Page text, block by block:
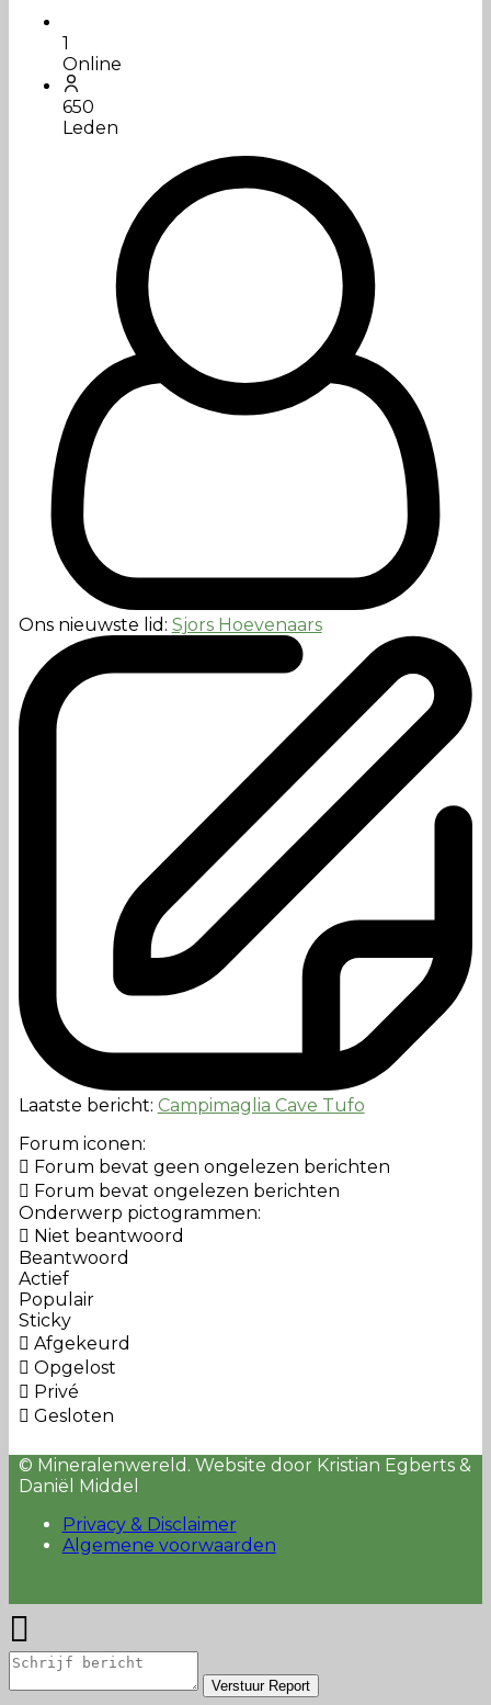
1
Online
650
Leden
Ons nieuwste lid: Sjors Hoevenaars
Laatste bericht: Campimaglia Cave Tufo
Forum iconen:
Forum bevat geen ongelezen berichten
Forum bevat ongelezen berichten
Onderwerp pictogrammen:
Niet beantwoord
Beantwoord
Actief
Populair
Sticky
Afgekeurd
Opgelost
Privé
Gesloten
© Mineralenwereld. Website door Kristian Egberts &
Daniël Middel
Privacy & Disclaimer
Algemene voorwaarden